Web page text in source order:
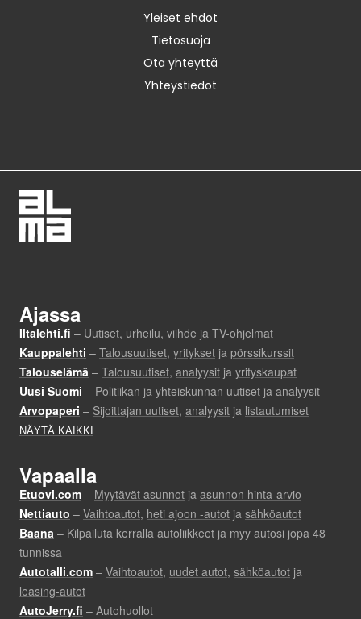
Yleiset ehdot
Tietosuoja
Ota yhteyttä
Yhteystiedot